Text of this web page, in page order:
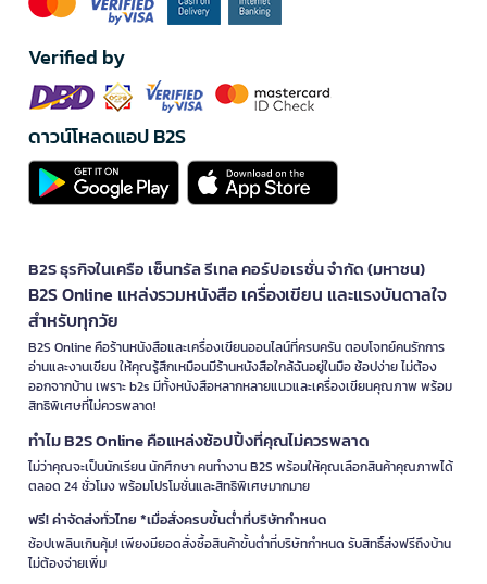
Verified by
ดาวน์โหลดแอป B2S
B2S ธุรกิจในเครือ เซ็นทรัล รีเทล คอร์ปอเรชั่น จำกัด (มหาชน)
B2S Online แหล่งรวมหนังสือ เครื่องเขียน และแรงบันดาลใจ
สำหรับทุกวัย
B2S Online คือร้านหนังสือและเครื่องเขียนออนไลน์ที่ครบครัน ตอบโจทย์คนรักการ
อ่านและงานเขียน ให้คุณรู้สึกเหมือนมีร้านหนังสือใกล้ฉันอยู่ในมือ ช้อปง่าย ไม่ต้อง
ออกจากบ้าน เพราะ b2s มีทั้งหนังสือหลากหลายแนวและเครื่องเขียนคุณภาพ พร้อม
สิทธิพิเศษที่ไม่ควรพลาด!
ทำไม B2S Online คือแหล่งช้อปปิ้งที่คุณไม่ควรพลาด
ไม่ว่าคุณจะเป็นนักเรียน นักศึกษา คนทำงาน B2S พร้อมให้คุณเลือกสินค้าคุณภาพได้
ตลอด 24 ชั่วโมง พร้อมโปรโมชั่นและสิทธิพิเศษมากมาย
ฟรี! ค่าจัดส่งทั่วไทย *เมื่อสั่งครบขั้นต่ำที่บริษัทกำหนด
ช้อปเพลินเกินคุ้ม! เพียงมียอดสั่งซื้อสินค้าขั้นต่ำที่บริษัทกำหนด รับสิทธิ์ส่งฟรีถึงบ้าน
ไม่ต้องจ่ายเพิ่ม